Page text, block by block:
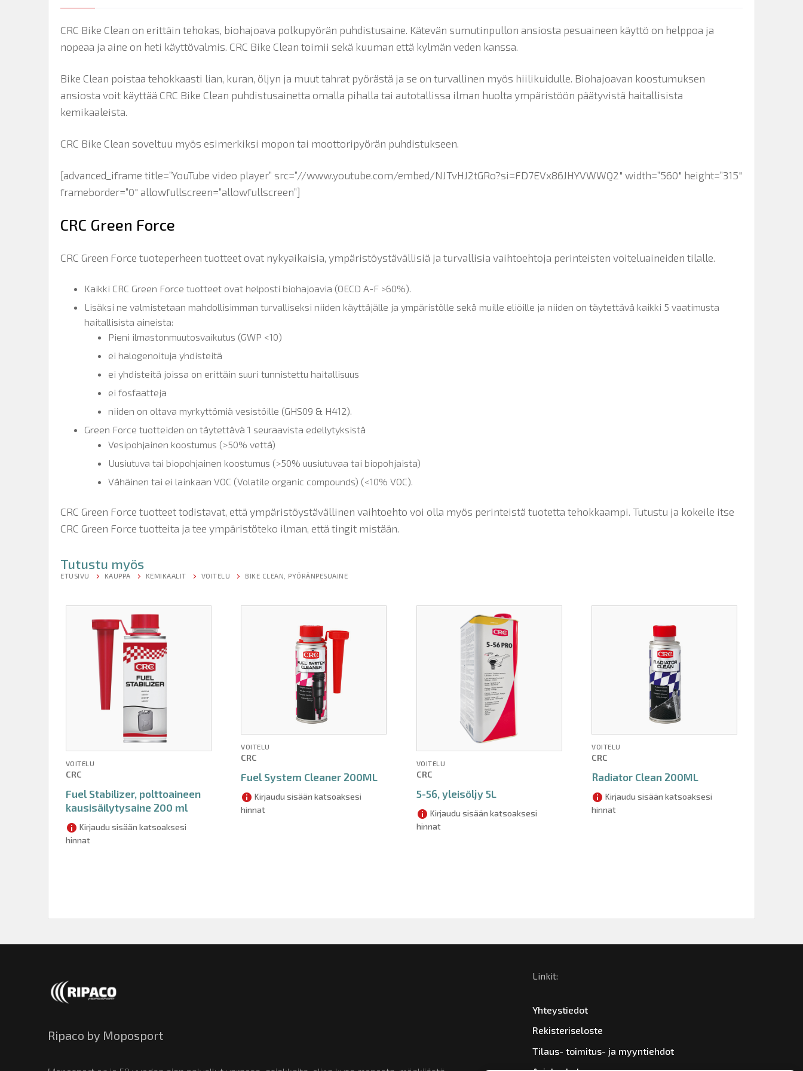
CRC Bike Clean on erittäin tehokas, biohajoava polkupyörän puhdistusaine. Kätevän sumutinpullon ansiosta pesuaineen käyttö on helppoa ja
nopeaa ja aine on heti käyttövalmis. CRC Bike Clean toimii sekä kuuman että kylmän veden kanssa.
Bike Clean poistaa tehokkaasti lian, kuran, öljyn ja muut tahrat pyörästä ja se on turvallinen myös hiilikuidulle. Biohajoavan koostumuksen
ansiosta voit käyttää CRC Bike Clean puhdistusainetta omalla pihalla tai autotallissa ilman huolta ympäristöön päätyvistä haitallisista
kemikaaleista.
CRC Bike Clean soveltuu myös esimerkiksi mopon tai moottoripyörän puhdistukseen.
[advanced_iframe title=”YouTube video player” src=”//www.youtube.com/embed/NJTvHJ2tGRo?si=FD7EVx86JHYVWWQ2″ width=”560″ height=”315″
frameborder=”0″ allowfullscreen=”allowfullscreen”]
CRC Green Force
CRC Green Force tuoteperheen tuotteet ovat nykyaikaisia, ympäristöystävällisiä ja turvallisia vaihtoehtoja perinteisten voiteluaineiden tilalle.
Kaikki CRC Green Force tuotteet ovat helposti biohajoavia (OECD A-F >60%).
Lisäksi ne valmistetaan mahdollisimman turvalliseksi niiden käyttäjälle ja ympäristölle sekä muille eliöille ja niiden on täytettävä kaikki 5 vaatimusta
haitallisista aineista:
Pieni ilmastonmuutosvaikutus (GWP <10)
ei halogenoituja yhdisteitä
ei yhdisteitä joissa on erittäin suuri tunnistettu haitallisuus
ei fosfaatteja
niiden on oltava myrkyttömiä vesistöille (GHS09 & H412).
Green Force tuotteiden on täytettävä 1 seuraavista edellytyksistä
Vesipohjainen koostumus (>50% vettä)
Uusiutuva tai biopohjainen koostumus (>50% uusiutuvaa tai biopohjaista)
Vähäinen tai ei lainkaan VOC (Volatile organic compounds) (<10% VOC).
CRC Green Force tuotteet todistavat, että ympäristöystävällinen vaihtoehto voi olla myös perinteistä tuotetta tehokkaampi. Tutustu ja kokeile itse
CRC Green Force tuotteita ja tee ympäristöteko ilman, että tingit mistään.
Tutustu myös
ETUSIVU KAUPPA KEMIKAALIT VOITELU BIKE CLEAN, PYÖRÄNPESUAINE
VOITELU
CRC
Fuel Stabilizer, polttoaineen
kausisäilytysaine 200 ml
Kirjaudu sisään katsoaksesi
hinnat
VOITELU
CRC
Fuel System Cleaner 200ML
Kirjaudu sisään katsoaksesi
hinnat
VOITELU
CRC
5-56, yleisöljy 5L
Kirjaudu sisään katsoaksesi
hinnat
VOITELU
CRC
Radiator Clean 200ML
Kirjaudu sisään katsoaksesi
hinnat
Ripaco by Moposport
Linkit:
Yhteystiedot
Rekisteriseloste
Tilaus- toimitus- ja myyntiehdot